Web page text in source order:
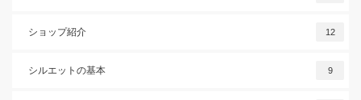
ショップ紹介 12
シルエットの基本 9